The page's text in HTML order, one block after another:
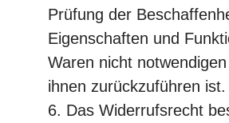
Prüfung der
Eigenschaften und
Waren nicht
ihnen zurückzuführen ist.
Das Widerrufsrecht